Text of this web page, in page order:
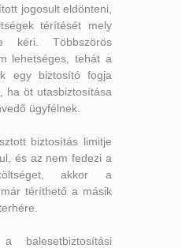
jogosult eldönteni,
térítését mely
kéri. Többszörös
lehetséges, tehát a
egy biztosító fogja
ha öt utasbiztosítása
ügyfélnek.
biztosítás limitje
és az nem fedezi a
akkor a
téríthető a másik